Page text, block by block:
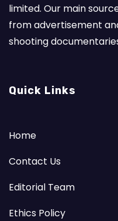
limited. Our main
from advertisement
shooting
Quick Links
Home
Contact Us
Editorial Team
Ethics Policy